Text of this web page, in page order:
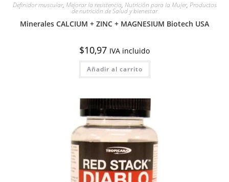
Definidor muscular, Mejorar la resistencia, Nutrición para la Mujer, Productos
de nutrición de Salud y bienestar
Minerales CALCIUM + ZINC + MAGNESIUM Biotech USA
$10,97 IVA incluido
Añadir al carrito